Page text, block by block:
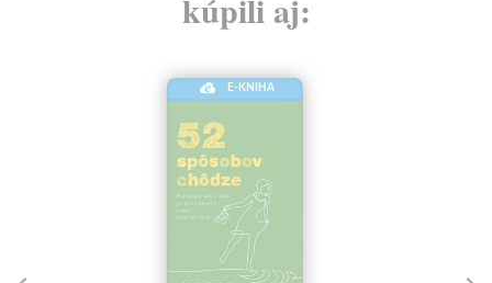
E-KNIHA